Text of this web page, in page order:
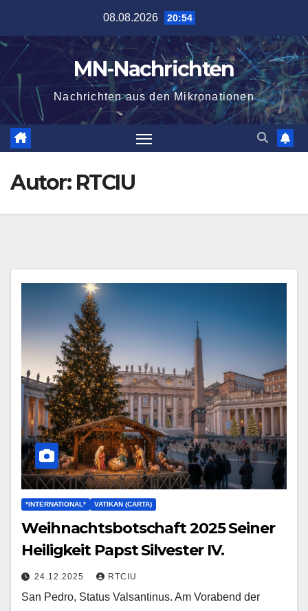
springen
08.08.2026 20:54
MN-Nachrichten
Nachrichten aus den Mikronationen
Autor: RTCIU
*INTERNATIONAL* VATIKAN (CARTA)
Weihnachtsbotschaft 2025 Seiner
Heiligkeit Papst Silvester IV.
24.12.2025 RTCIU
San Pedro, Status Valsantinus. Am Vorabend der